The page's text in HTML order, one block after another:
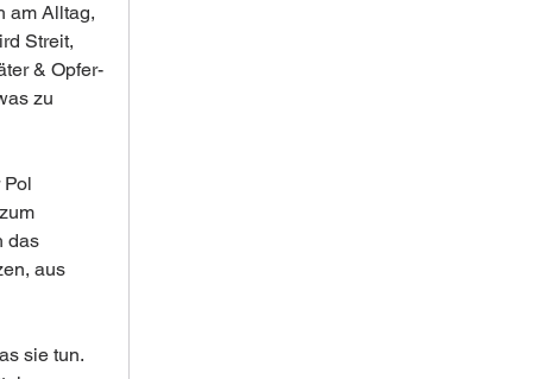
am Alltag,
Streit,
& Opfer-
zu
Pol
das
aus
sie tun.